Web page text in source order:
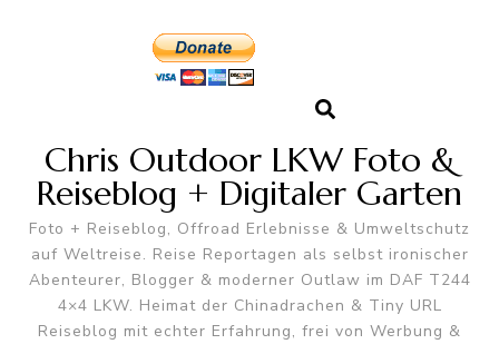
Chris Outdoor LKW Foto &
Reiseblog + Digitaler Garten
Foto + Reiseblog, Offroad Erlebnisse & Umweltschutz
auf Weltreise. Reise Reportagen als selbst ironischer
Abenteurer, Blogger & moderner Outlaw im DAF T244
4×4 LKW. Heimat der Chinadrachen & Tiny URL
Reiseblog mit echter Erfahrung, frei von Werbung &